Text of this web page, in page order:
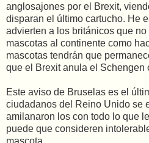
anglosajones por el Brexit,
disparan el último cartucho. He
advierten a los británicos que
mascotas al continente como
mascotas tendrán que
que el Brexit anula el Schengen
Este aviso de Bruselas es el
ciudadanos del Reino Unido se
amilanaron los con todo lo que
puede que consideren
mascota.